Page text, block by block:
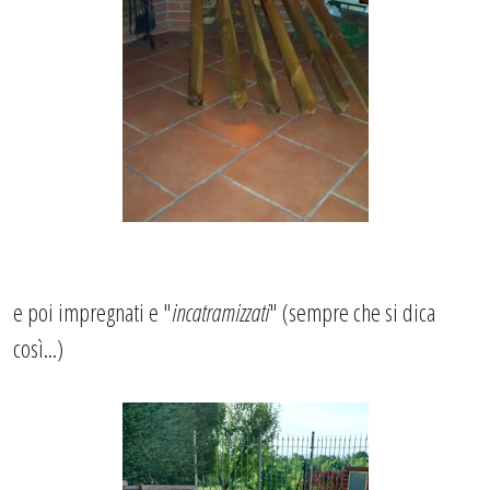
e poi impregnati e "incatramizzati" (sempre che si dica
così...)